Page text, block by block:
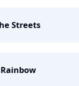
Streets